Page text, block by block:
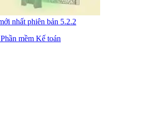
nhất phiên bản 5.2.2
mềm Kế toán